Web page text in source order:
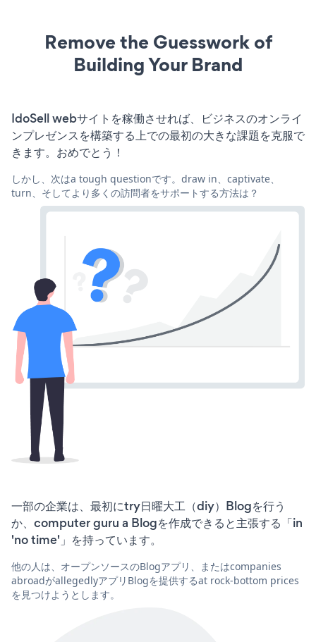
Remove the Guesswork of
Building Your Brand
IdoSell webサイトを稼働させれば、ビジネスのオンライ
ンプレゼンスを構築する上での最初の大きな課題を克服で
きます。おめでとう！
しかし、次はa tough questionです。draw in、captivate、
turn、そしてより多くの訪問者をサポートする方法は？
一部の企業は、最初にtry日曜大工（diy）Blogを行う
か、computer guru a Blogを作成できると主張する「in
'no time'」を持っています。
他の人は、オープンソースのBlogアプリ、またはcompanies
abroadがallegedlyアプリBlogを提供するat rock-bottom prices
を見つけようとします。